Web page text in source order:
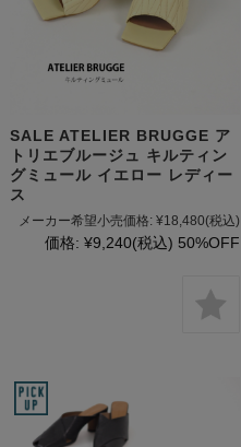
SALE ATELIER BRUGGE ア
トリエブルージュ キルティン
グミュール イエロー レディー
ス
メーカー希望小売価格: ¥18,480(税込)
価格: ¥9,240(税込) 50%OFF